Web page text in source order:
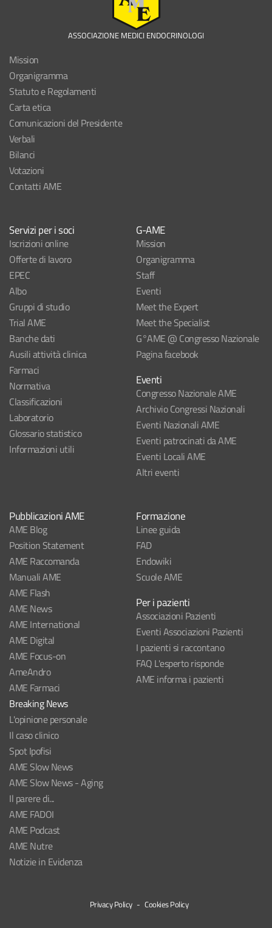
ASSOCIAZIONE MEDICI ENDOCRINOLOGI
Mission
Organigramma
Statuto e Regolamenti
Carta etica
Comunicazioni del Presidente
Verbali
Bilanci
Votazioni
Contatti AME
Servizi per i soci
Iscrizioni online
Offerte di lavoro
EPEC
Albo
Gruppi di studio
Trial AME
Banche dati
Ausili attività clinica
Farmaci
Normativa
Classificazioni
Laboratorio
Glossario statistico
Informazioni utili
G-AME
Mission
Organigramma
Staff
Eventi
Meet the Expert
Meet the Specialist
G°AME @ Congresso Nazionale
Pagina facebook
Eventi
Congresso Nazionale AME
Archivio Congressi Nazionali
Eventi Nazionali AME
Eventi patrocinati da AME
Eventi Locali AME
Altri eventi
Pubblicazioni AME
AME Blog
Position Statement
AME Raccomanda
Manuali AME
AME Flash
AME News
AME International
AME Digital
AME Focus-on
AmeAndro
AME Farmaci
Breaking News
L'opinione personale
Il caso clinico
Spot Ipofisi
AME Slow News
AME Slow News - Aging
Il parere di...
AME FADOI
AME Podcast
AME Nutre
Notizie in Evidenza
Formazione
Linee guida
FAD
Endowiki
Scuole AME
Per i pazienti
Associazioni Pazienti
Eventi Associazioni Pazienti
I pazienti si raccontano
FAQ L'esperto risponde
AME informa i pazienti
Privacy Policy-Cookies Policy